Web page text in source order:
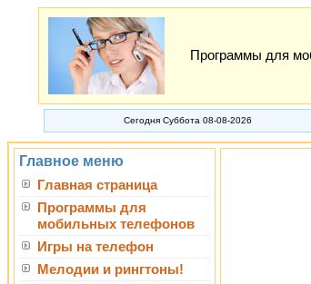
Программы для
Сегодня Суббота 08-08-2026
Главное меню
Главная страница
Программы для
мобильных телефонов
Игры на телефон
Мелодии и рингтоны!